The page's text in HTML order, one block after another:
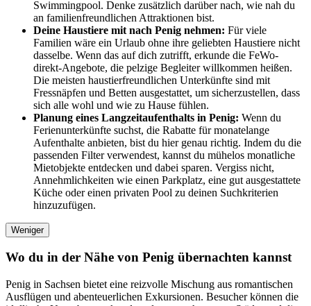
Swimmingpool. Denke zusätzlich darüber nach, wie nah du
an familienfreundlichen Attraktionen bist.
Deine Haustiere mit nach Penig nehmen: Für viele
Familien wäre ein Urlaub ohne ihre geliebten Haustiere nicht
dasselbe. Wenn das auf dich zutrifft, erkunde die FeWo-
direkt-Angebote, die pelzige Begleiter willkommen heißen.
Die meisten haustierfreundlichen Unterkünfte sind mit
Fressnäpfen und Betten ausgestattet, um sicherzustellen, dass
sich alle wohl und wie zu Hause fühlen.
Planung eines Langzeitaufenthalts in Penig: Wenn du
Ferienunterkünfte suchst, die Rabatte für monatelange
Aufenthalte anbieten, bist du hier genau richtig. Indem du die
passenden Filter verwendest, kannst du mühelos monatliche
Mietobjekte entdecken und dabei sparen. Vergiss nicht,
Annehmlichkeiten wie einen Parkplatz, eine gut ausgestattete
Küche oder einen privaten Pool zu deinen Suchkriterien
hinzuzufügen.
Weniger
Wo du in der Nähe von Penig übernachten kannst
Penig in Sachsen bietet eine reizvolle Mischung aus romantischen
Ausflügen und abenteuerlichen Exkursionen. Besucher können die